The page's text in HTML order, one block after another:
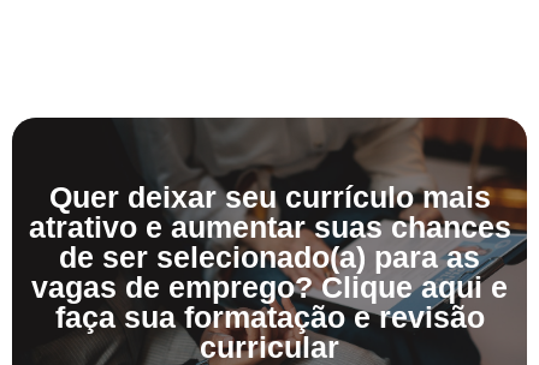
Quer deixar seu currículo mais
atrativo e aumentar suas chances
de ser selecionado(a) para as
vagas de emprego? Clique aqui e
faça sua formatação e revisão
curricular